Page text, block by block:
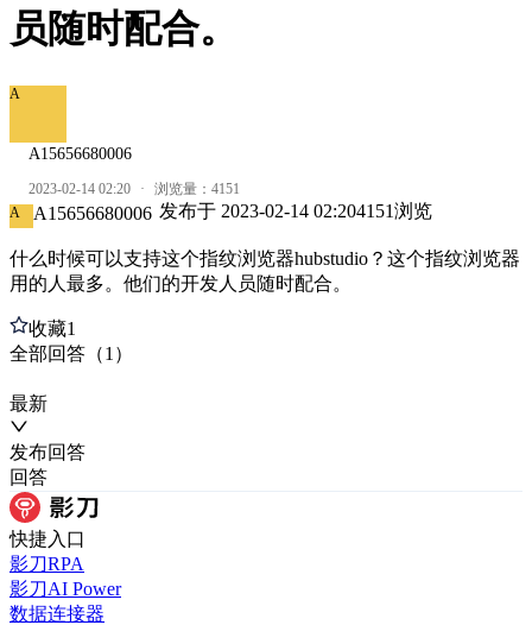
员随时配合。
A
A15656680006
2023-02-14 02:20 · 浏览量： 4151
A
A15656680006 发布于 2023-02-14 02:204151浏览
什么时候可以支持这个指纹浏览器hubstudio？这个指纹浏览器
用的人最多。他们的开发人员随时配合。
收藏1
全部回答 （1 ）
最新
发布回答
回答
快捷入口
影刀RPA
影刀AI Power
数据连接器